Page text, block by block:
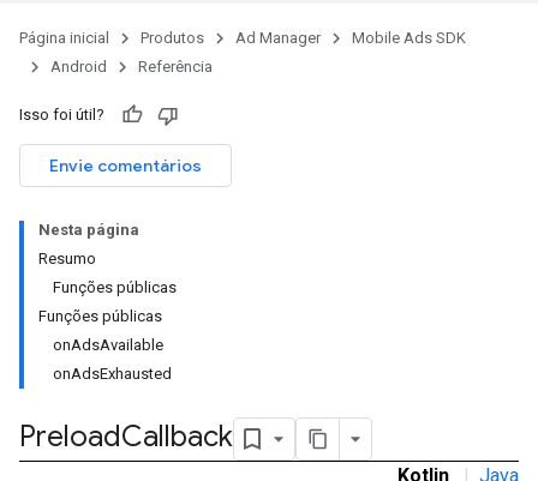
Página inicial Produtos Ad Manager
Mobile Ads SDK
Android
Referência
Isso foi útil?
Envie comentários
Nesta página
Resumo
Funções públicas
Funções públicas
onAdsAvailable
onAdsExhausted
PreloadCallback
Kotlin | Java